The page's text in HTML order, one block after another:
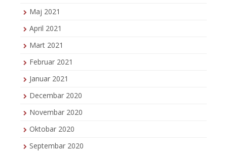
Maj 2021
April 2021
Mart 2021
Februar 2021
Januar 2021
Decembar 2020
Novembar 2020
Oktobar 2020
Septembar 2020